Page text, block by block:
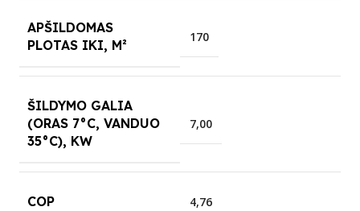
APŠILDOMAS
PLOTAS IKI, M²
170
ŠILDYMO GALIA
(ORAS 7°C, VANDUO
35°C), KW
7,00
COP 4,76